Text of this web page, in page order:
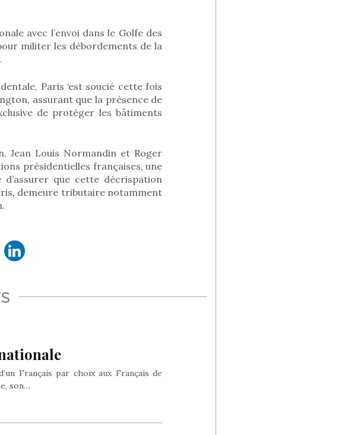
avec l’envoi dans le Golfe des
militer les débordements de la
Paris ‘est soucié cette fois
assurant que la présence de
de protéger les bâtiments
Jean Louis Normandin et Roger
présidentielles françaises, une
d’assurer que cette décrispation
demeure tributaire notamment
Français par choix aux Français de
son…